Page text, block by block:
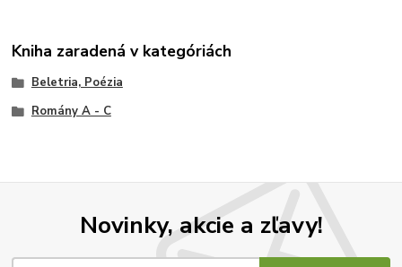
Kniha zaradená v kategóriách
Beletria, Poézia
Romány A - C
Novinky, akcie a zľavy!